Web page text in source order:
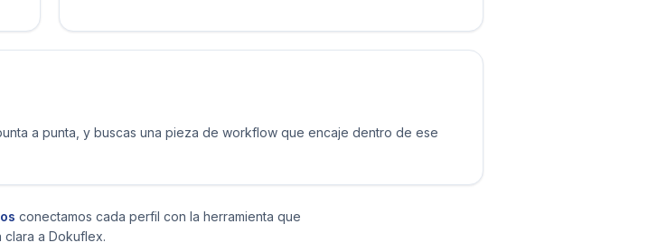
a punta, y buscas una pieza de workflow que encaje dentro de ese
conectamos cada perfil con la herramienta que
a Dokuflex.